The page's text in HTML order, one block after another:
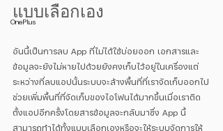
OnePlus
แบบเลือกเอง
อันนี้เป็นการลบ App ที่ไม่ได้ใช้บ่อยออก เอกสารและ
ข้อมูลจะยังไม่หายไปด้วยยังคงเก็บไว้อยู่ในเครื่องแต่
ระหว่างที่ลบแอปนั้นระบบจะล้างพื้นที่ที่เราจัดเก็บออกไป
ช่วยเพิ่มพื้นที่ที่จัดเก็บของไอโฟนได้มากขึ้นเมื่อเราติด
ตั้งแอปอีกครั้งโดยสารข้อมูลจะกลับมาซึ่ง App นี้
สามารถทำได้ทั้งแบบเลือกเองหรือจะให้ระบบจัดการให้